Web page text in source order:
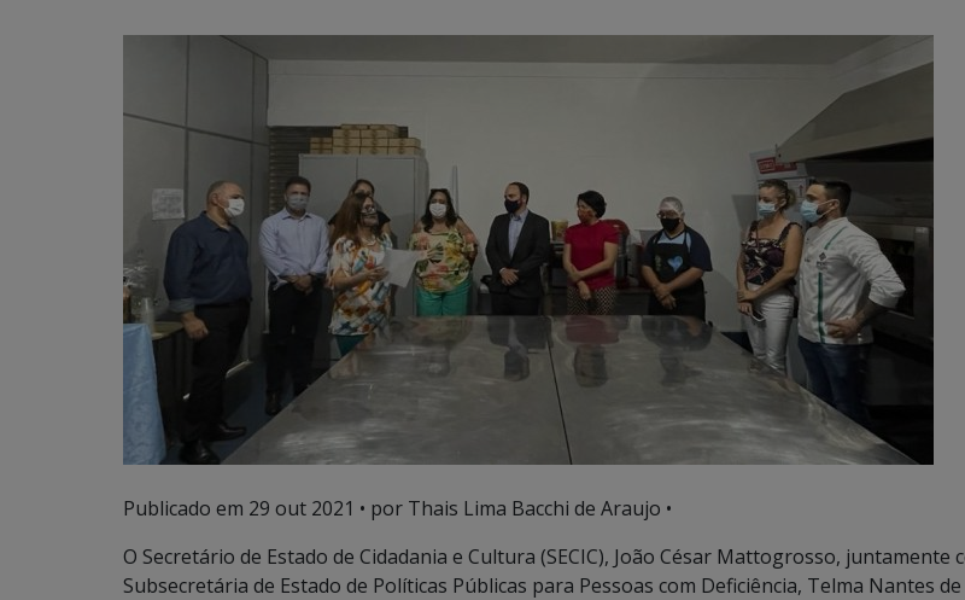
Publicado em 29 out 2021 • por Thais Lima Bacchi de Araujo •
O Secretário de Estado de Cidadania e Cultura (SECIC), João César Mattogrosso, juntamente
Subsecretária de Estado de Políticas Públicas para Pessoas com Deficiência, Telma Nantes